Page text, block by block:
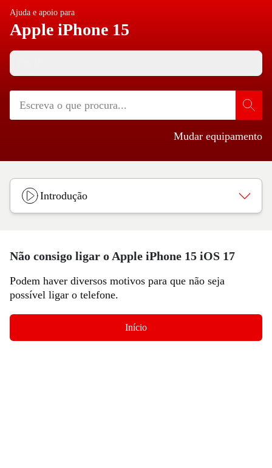
Ajuda e apoio para
Apple iPhone 15
Mudar equipamento
Introdução
Não consigo ligar o Apple iPhone 15 iOS 17
Podem haver diversos motivos para que não seja
possível ligar o telefone.
Início